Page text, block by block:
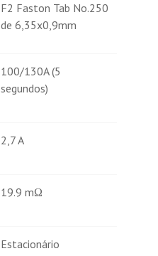
F2 Faston Tab No.250
de 6,35x0,9mm
100/130A (5
segundos)
2,7 A
19.9 mΩ
Estacionário